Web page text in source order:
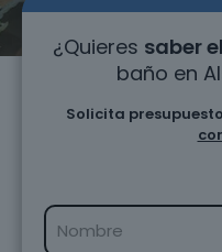
¿Quieres saber
baño en
Solicita